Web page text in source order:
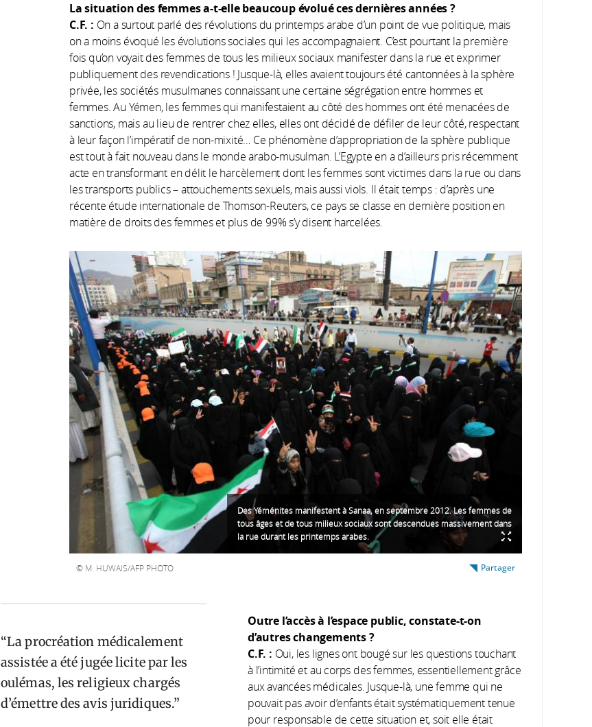
La situation des femmes a-t-elle beaucoup évolué ces dernières années ?
C.F. : On a surtout parlé des révolutions du printemps arabe d’un point de vue politique, mais
on a moins évoqué les évolutions sociales qui les accompagnaient. C’est pourtant la première
fois qu’on voyait des femmes de tous les milieux sociaux manifester dans la rue et exprimer
publiquement des revendications ! Jusque-là, elles avaient toujours été cantonnées à la sphère
privée, les sociétés musulmanes connaissant une certaine ségrégation entre hommes et
femmes. Au Yémen, les femmes qui manifestaient au côté des hommes ont été menacées de
sanctions, mais au lieu de rentrer chez elles, elles ont décidé de défiler de leur côté, respectant
à leur façon l’impératif de non-mixité… Ce phénomène d’appropriation de la sphère publique
est tout à fait nouveau dans le monde arabo-musulman. L’Egypte en a d’ailleurs pris récemment
acte en transformant en délit le harcèlement dont les femmes sont victimes dans la rue ou dans
les transports publics – attouchements sexuels, mais aussi viols. Il était temps : d’après une
récente étude internationale de Thomson-Reuters, ce pays se classe en dernière position en
matière de droits des femmes et plus de 99% s’y disent harcelées.
Des Yéménites manifestent à Sanaa, en septembre 2012. Les femmes de
tous âges et de tous milieux sociaux sont descendues massivement dans
la rue durant les printemps arabes.
M. HUWAIS/AFP PHOTO Partager
La procréation médicalement
assistée a été jugée licite par les
oulémas, les religieux chargés
d’émettre des avis juridiques.
Outre l’accès à l’espace public, constate-t-on
d’autres changements ?
C.F. : Oui, les lignes ont bougé sur les questions touchant
à l’intimité et au corps des femmes, essentiellement grâce
aux avancées médicales. Jusque-là, une femme qui ne
pouvait pas avoir d’enfants était systématiquement tenue
pour responsable de cette situation et, soit elle était